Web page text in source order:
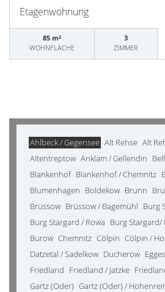
Etagenwohnung
85 m²
WOHNFLÄCHE
3
ZIMMER
Ahlbeck / Gegensee Alt Rehse Alt
Altentreptow Anklam / Gellendin
Blankenhof Blankenhof / Chemnitz
Blumenhagen Boldekow Brunn
Brüssow Brüssow / Bagemühl Burg
Burg Stargard / Rowa Burg Stargard/
Burow Chemnitz Cölpin Cölpin /
Datzetal / Sadelkow Ducherow
Friedland Friedland / Jatzke
Gartz (Oder) Gartz (Oder) /